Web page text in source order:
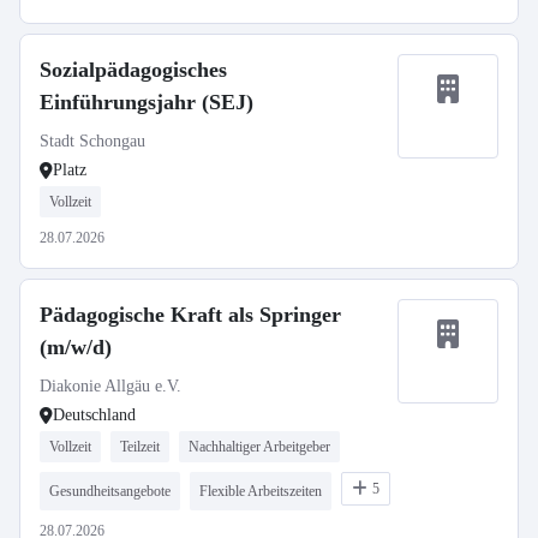
Sozialpädagogisches
Einführungsjahr (SEJ)
Stadt Schongau
Platz
Vollzeit
28.07.2026
Pädagogische Kraft als Springer
(m/w/d)
Diakonie Allgäu e.V.
Deutschland
Vollzeit Teilzeit Nachhaltiger Arbeitgeber
Gesundheitsangebote Flexible Arbeitszeiten 5
28.07.2026